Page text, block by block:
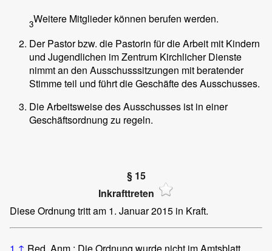
3Weitere Mitglieder können berufen werden.
Der Pastor bzw. die Pastorin für die Arbeit mit Kindern
und Jugendlichen im Zentrum Kirchlicher Dienste
nimmt an den Ausschusssitzungen mit beratender
Stimme teil und führt die Geschäfte des Ausschusses.
Die Arbeitsweise des Ausschusses ist in einer
Geschäftsordnung zu regeln.
§ 15
Inkrafttreten
Diese Ordnung tritt am 1. Januar 2015 in Kraft.
1 ↑ Red. Anm.: Die Ordnung wurde nicht im Amtsblatt